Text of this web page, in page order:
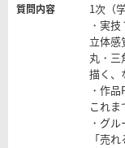
質問内容
1次（
・実
立体感
丸・三
描く、
・作品
これま
・グ
「売